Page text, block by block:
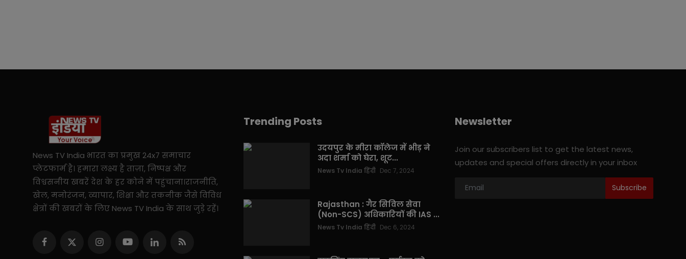
News TV India भारत का प्रमुख 24x7 समाचार
प्लेटफार्म है। हमारा लक्ष्य है ताज़ा, निष्पक्ष और
विश्वसनीय खबरें देश के हर कोने में पहुंचाना।राजनीति,
खेल, मनोरंजन, व्यापार, शिक्षा और तकनीक जैसे विविध
क्षेत्रों की खबरों के लिए News TV India के साथ जुड़े रहें।
Trending Posts
उदयपुर के मीरा कॉलेज में भीड़ ने
अदा शर्मा को घेरा, शूट...
News Tv India हिंदी Dec 7, 2024
Rajasthan : गैर सिविल सेवा
(Non-SCS) अधिकारियों की IAS ...
News Tv India हिंदी Dec 6, 2024
Newsletter
Join our subscribers list to get the latest news,
updates and special offers directly in your inbox
Subscribe